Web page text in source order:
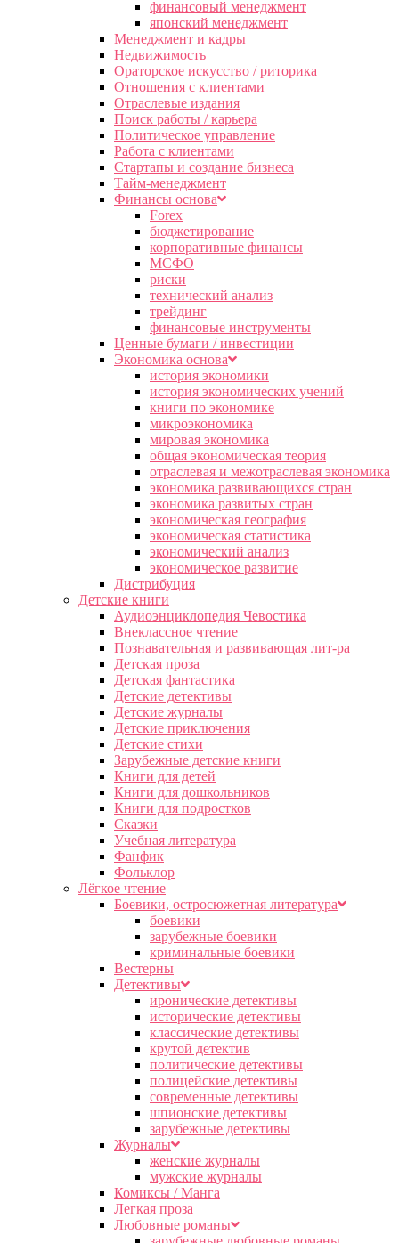
финансовый менеджмент
японский менеджмент
Менеджмент и кадры
Недвижимость
Ораторское искусство / риторика
Отношения с клиентами
Отраслевые издания
Поиск работы / карьера
Политическое управление
Работа с клиентами
Стартапы и создание бизнеса
Тайм-менеджмент
Финансы основа
Forex
бюджетирование
корпоративные финансы
МСФО
риски
технический анализ
трейдинг
финансовые инструменты
Ценные бумаги / инвестиции
Экономика основа
история экономики
история экономических учений
книги по экономике
микроэкономика
мировая экономика
общая экономическая теория
отраслевая и межотраслевая экономика
экономика развивающихся стран
экономика развитых стран
экономическая география
экономическая статистика
экономический анализ
экономическое развитие
Дистрибуция
Детские книги
Аудиоэнциклопедия Чевостика
Внеклассное чтение
Познавательная и развивающая лит-ра
Детская проза
Детская фантастика
Детские детективы
Детские журналы
Детские приключения
Детские стихи
Зарубежные детские книги
Книги для детей
Книги для дошкольников
Книги для подростков
Сказки
Учебная литература
Фанфик
Фольклор
Лёгкое чтение
Боевики, остросюжетная литература
боевики
зарубежные боевики
криминальные боевики
Вестерны
Детективы
иронические детективы
исторические детективы
классические детективы
крутой детектив
политические детективы
полицейские детективы
современные детективы
шпионские детективы
зарубежные детективы
Журналы
женские журналы
мужские журналы
Комиксы / Манга
Легкая проза
Любовные романы